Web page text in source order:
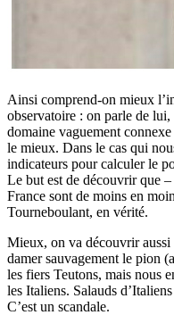
Ainsi comprend-on mieux
observatoire : on parle de
domaine vaguement
le mieux. Dans le cas qui
indicateurs pour calculer le
Le but est de découvrir que
France sont de moins en
Tourneboulant, en vérité.
Mieux, on va découvrir aussi
damer sauvagement le pion
les fiers Teutons, mais nous
les Italiens. Salauds
C’est un scandale.